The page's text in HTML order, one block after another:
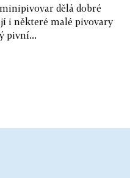
dělá dobré
i některé malé pivovary
pivní...